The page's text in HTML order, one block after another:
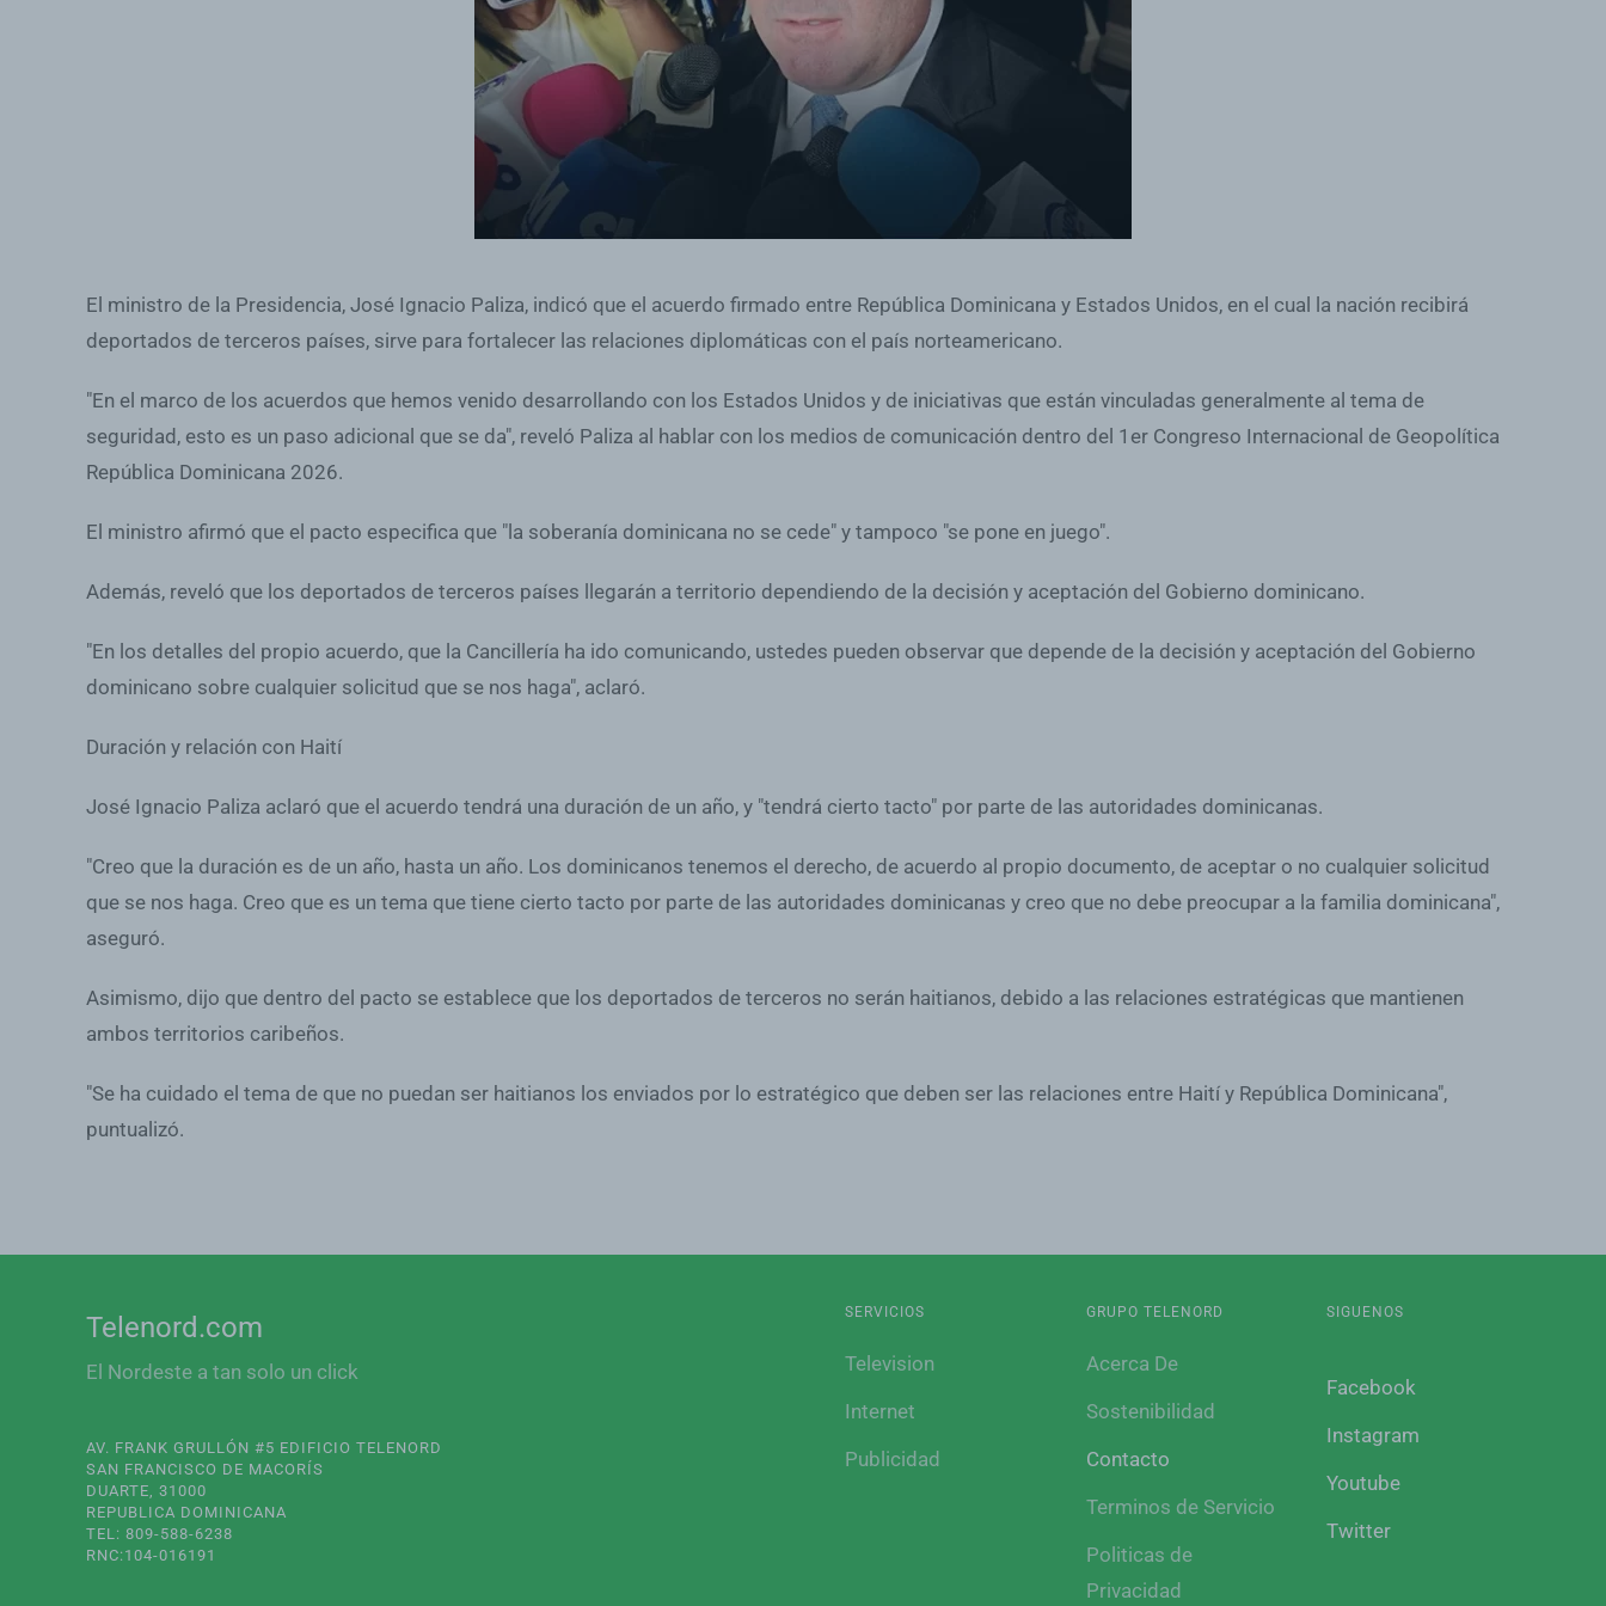
El ministro de la Presidencia, José Ignacio Paliza, indicó que el acuerdo firmado entre República Dominicana y Estados Unidos, en el cual la nación recibirá
deportados de terceros países, sirve para fortalecer las relaciones diplomáticas con el país norteamericano.
"En el marco de los acuerdos que hemos venido desarrollando con los Estados Unidos y de iniciativas que están vinculadas generalmente al tema de
seguridad, esto es un paso adicional que se da", reveló Paliza al hablar con los medios de comunicación dentro del 1er Congreso Internacional de Geopolítica
República Dominicana 2026.
El ministro afirmó que el pacto especifica que "la soberanía dominicana no se cede" y tampoco "se pone en juego".
Además, reveló que los deportados de terceros países llegarán a territorio dependiendo de la decisión y aceptación del Gobierno dominicano.
"En los detalles del propio acuerdo, que la Cancillería ha ido comunicando, ustedes pueden observar que depende de la decisión y aceptación del Gobierno
dominicano sobre cualquier solicitud que se nos haga", aclaró.
Duración y relación con Haití
José Ignacio Paliza aclaró que el acuerdo tendrá una duración de un año, y "tendrá cierto tacto" por parte de las autoridades dominicanas.
"Creo que la duración es de un año, hasta un año. Los dominicanos tenemos el derecho, de acuerdo al propio documento, de aceptar o no cualquier solicitud
que se nos haga. Creo que es un tema que tiene cierto tacto por parte de las autoridades dominicanas y creo que no debe preocupar a la familia dominicana",
aseguró.
Asimismo, dijo que dentro del pacto se establece que los deportados de terceros no serán haitianos, debido a las relaciones estratégicas que mantienen
ambos territorios caribeños.
"Se ha cuidado el tema de que no puedan ser haitianos los enviados por lo estratégico que deben ser las relaciones entre Haití y República Dominicana",
puntualizó.
Telenord.com
El Nordeste a tan solo un click
AV. FRANK GRULLÓN #5 EDIFICIO TELENORD
SAN FRANCISCO DE MACORÍS
DUARTE, 31000
REPUBLICA DOMINICANA
TEL: 809-588-6238
RNC:104-016191
SERVICIOS
Television
Internet
Publicidad
GRUPO TELENORD
Acerca De
Sostenibilidad
Contacto
Terminos de Servicio
Politicas de
Privacidad
SIGUENOS
Facebook
Instagram
Youtube
Twitter